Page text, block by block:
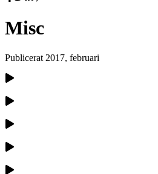
Misc
Publicerat 2017, februari